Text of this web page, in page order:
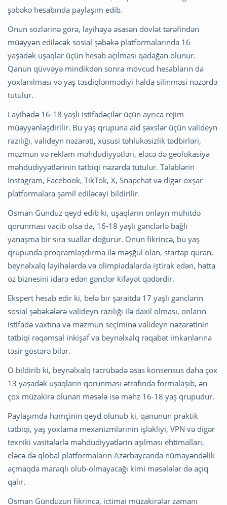
şəbəkə hesabında paylaşım edib.
Onun sözlərinə görə, layihəyə əsasən dövlət tərəfindən
müəyyən ediləcək sosial şəbəkə platformalarında 16
yaşadək uşaqlar üçün hesab açılması qadağan olunur.
Qanun qüvvəyə mindikdən sonra mövcud hesabların da
yoxlanılması və yaş təsdiqlənmədiyi halda silinməsi nəzərdə
tutulur.
Layihədə 16-18 yaşlı istifadəçilər üçün ayrıca rejim
müəyyənləşdirilir. Bu yaş qrupuna aid şəxslər üçün valideyn
razılığı, valideyn nəzarəti, xüsusi təhlükəsizlik tədbirləri,
məzmun və reklam məhdudiyyətləri, eləcə də geolokasiya
məhdudiyyətlərinin tətbiqi nəzərdə tutulur. Tələblərin
Instagram, Facebook, TikTok, X, Snapchat və digər oxşar
platformalara şamil ediləcəyi bildirilir.
Osman Gündüz qeyd edib ki, uşaqların onlayn mühitdə
qorunması vacib olsa da, 16-18 yaşlı gənclərlə bağlı
yanaşma bir sıra suallar doğurur. Onun fikrincə, bu yaş
qrupunda proqramlaşdırma ilə məşğul olan, startap quran,
beynəlxalq layihələrdə və olimpiadalarda iştirak edən, hətta
öz biznesini idarə edən gənclər kifayət qədərdir.
Ekspert hesab edir ki, belə bir şəraitdə 17 yaşlı gənclərin
sosial şəbəkələrə valideyn razılığı ilə daxil olması, onların
istifadə vaxtına və məzmun seçiminə valideyn nəzarətinin
tətbiqi rəqəmsal inkişaf və beynəlxalq rəqabət imkanlarına
təsir göstərə bilər.
O bildirib ki, beynəlxalq təcrübədə əsas konsensus daha çox
13 yaşadək uşaqların qorunması ətrafında formalaşıb, ən
çox müzakirə olunan məsələ isə məhz 16-18 yaş qrupudur.
Paylaşımda həmçinin qeyd olunub ki, qanunun praktik
tətbiqi, yaş yoxlama mexanizmlərinin işləkliyi, VPN və digər
texniki vasitələrlə məhdudiyyətlərin aşılması ehtimalları,
eləcə də qlobal platformaların Azərbaycanda nümayəndəlik
açmaqda maraqlı olub-olmayacağı kimi məsələlər də açıq
qalır.
Osman Gündüzün fikrincə, ictimai müzakirələr zamanı